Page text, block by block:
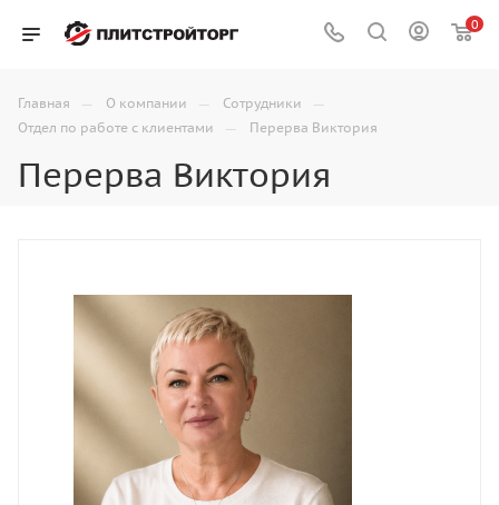
0
Главная — О компании — Сотрудники —
Отдел по работе с клиентами — Перерва Виктория
Перерва Виктория